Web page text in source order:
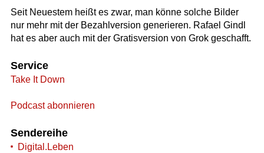
Seit Neuestem heißt es zwar, man könne solche Bilder
nur mehr mit der Bezahlversion generieren. Rafael Gindl
hat es aber auch mit der Gratisversion von Grok geschafft.
Service
Take It Down
Podcast abonnieren
Sendereihe
Digital.Leben